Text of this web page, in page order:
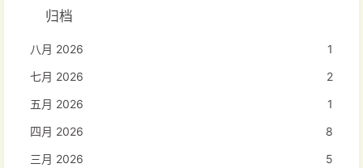
归档
八月 2026
1
七月 2026
2
五月 2026
1
四月 2026
8
三月 2026
5